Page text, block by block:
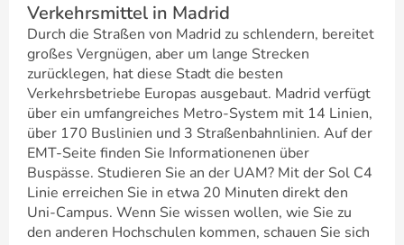
Verkehrsmittel in Madrid
Durch die Straßen von Madrid zu schlendern, bereitet
großes Vergnügen, aber um lange Strecken
zurücklegen, hat diese Stadt die besten
Verkehrsbetriebe Europas ausgebaut. Madrid verfügt
über ein umfangreiches Metro-System mit 14 Linien,
über 170 Buslinien und 3 Straßenbahnlinien. Auf der
EMT-Seite finden Sie Informationenen über
Buspässe. Studieren Sie an der UAM? Mit der Sol C4
Linie erreichen Sie in etwa 20 Minuten direkt den
Uni-Campus. Wenn Sie wissen wollen, wie Sie zu
den anderen Hochschulen kommen, schauen Sie sich